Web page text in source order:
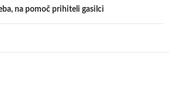
na pomoč prihiteli gasilci